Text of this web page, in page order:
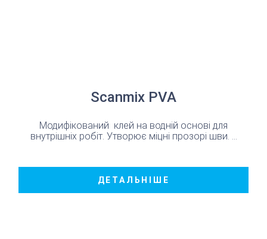
Scanmix PVA
Модифікований клей на водній основі для
внутрішніх робіт. Утворює міцні прозорі шви. ...
ДЕТАЛЬНІШЕ